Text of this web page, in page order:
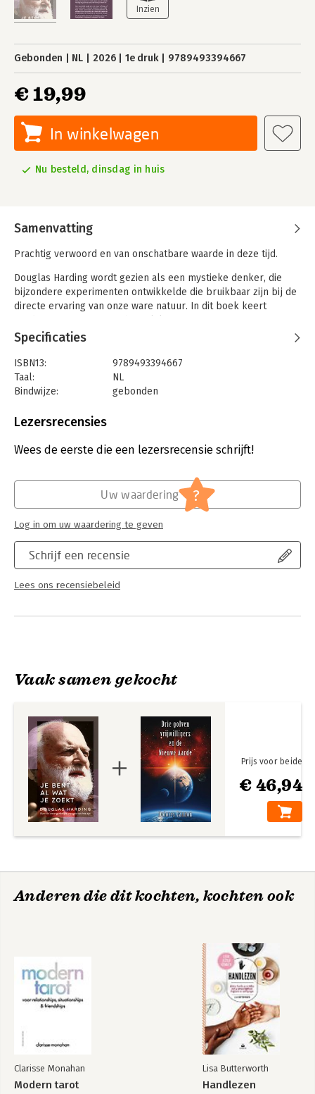
Gebonden NL 2026 1e druk 9789493394667
€ 19,99
In winkelwagen
Nu besteld, dinsdag in huis
Samenvatting
Prachtig verwoord en van onschatbare waarde in deze tijd.
Douglas Harding wordt gezien als een mystieke denker, die
bijzondere experimenten ontwikkelde die bruikbaar zijn bij de
directe ervaring van onze ware natuur. In dit boek keert
iedere bladzijde doordrenkt van de kern van zen – van de
onbevreesdheid, de beknoptheid, de alledaagsheid, zelfs de
humor ervan. In de ware geest van zen behield Harding de
geest van zen, maar liet hij de vorm los.
Wat uiteindelijk nodig is, is niet meer oefening, of meer
spirituele of mentale discipline, maar eerlijkheid, moed,
vertrouwen en vastberadenheid: de eerlijkheid om te zien wat
er te zien valt zonder het te verdraaien, de moed om het
serieus te nemen, het vertrouwen om ernaar te handelen en
Eerder verschenen van Douglas Harding in Nederlandse
vertaling 'De hoofdloze weg' (2021, oorspronkelijke titel: 'On
Having No Head') en 'Van daar naar Hier' (2025, oorspronkelijke
Specificaties
ISBN13:
9789493394667
Taal:
NL
Bindwijze:
gebonden
Uitgever:
Verschijningsdatum:
18-2-2026
Lezersrecensies
Wees de eerste die een lezersrecensie schrijft!
Schrijf een recensie
Lees ons recensiebeleid
Uw waardering ?
Log in om uw waardering te geven
Vaak samen gekocht
€ 46,94
Prijs voor beide
Anderen die dit kochten, kochten ook
Clarisse Monahan
Modern tarot
Lisa Butterworth
Handlezen